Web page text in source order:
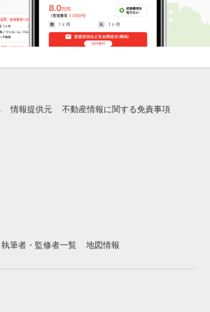
情報提供元 不動産情報に関する免責事項
執筆者・監修者一覧 地図情報